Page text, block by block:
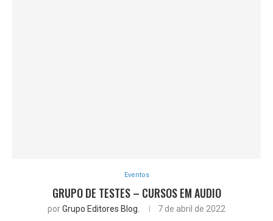
Eventos
GRUPO DE TESTES – CURSOS EM AUDIO
porGrupo Editores Blog. 7 de abril de 2022